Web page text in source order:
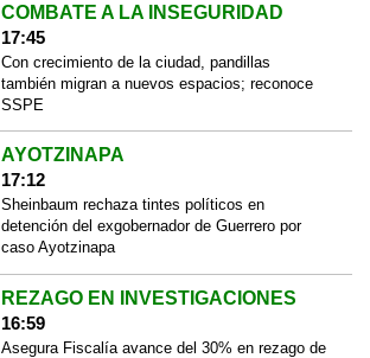
COMBATE A LA INSEGURIDAD
17:45
Con crecimiento de la ciudad, pandillas
también migran a nuevos espacios; reconoce
SSPE
AYOTZINAPA
17:12
Sheinbaum rechaza tintes políticos en
detención del exgobernador de Guerrero por
caso Ayotzinapa
REZAGO EN INVESTIGACIONES
16:59
Asegura Fiscalía avance del 30% en rezago de